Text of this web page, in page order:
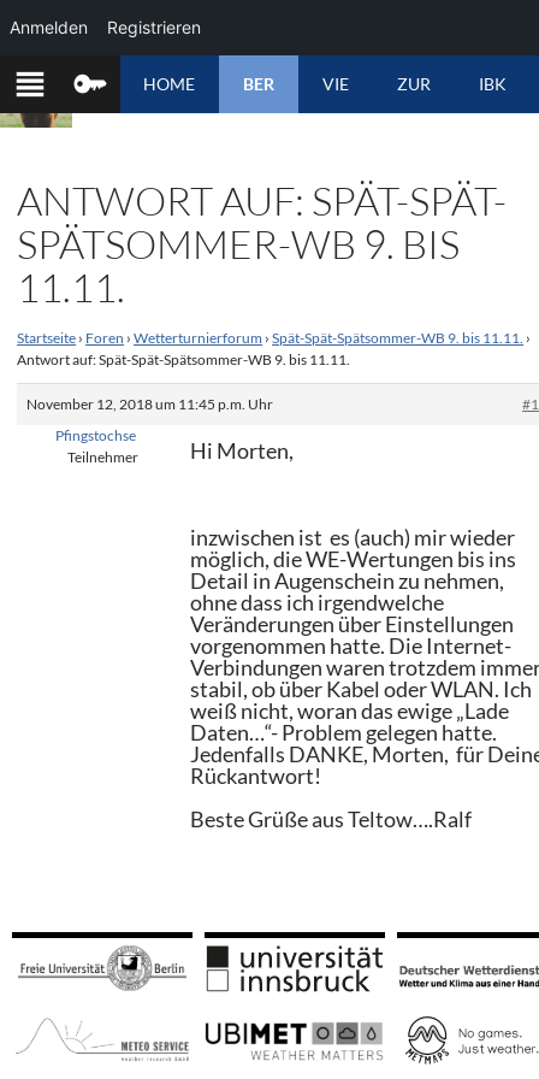
ZUM
INHALT
SPRINGEN
HOME BER VIE ZUR IBK
ANTWORT AUF: SPÄT-SPÄT-
SPÄTSOMMER-WB 9. BIS
11.11.
Startseite › Foren › Wetterturnierforum › Spät-Spät-Spätsommer-WB 9. bis 11.11. ›
Antwort auf: Spät-Spät-Spätsommer-WB 9. bis 11.11.
November 12, 2018 um 11:45 p.m. Uhr
Pfingstochse
Teilnehmer
Hi Morten,
inzwischen ist es (auch) mir wieder
möglich, die WE-Wertungen bis ins
Detail in Augenschein zu nehmen,
ohne dass ich irgendwelche
Veränderungen über Einstellungen
vorgenommen hatte. Die Internet-
Verbindungen waren trotzdem
stabil, ob über Kabel oder WLAN. Ich
weiß nicht, woran das ewige „Lade
Daten…“- Problem gelegen hatte.
Jedenfalls DANKE, Morten, für
Rückantwort!
Beste Grüße aus Teltow….Ralf
Anmelden Registrieren